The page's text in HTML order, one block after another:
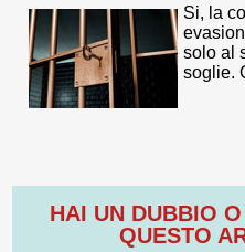
Si, la
solo al
soglie.
HAI UN DUBBIO
QUESTO